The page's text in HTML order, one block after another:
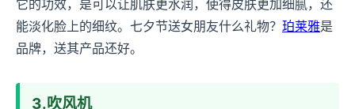
它的功效，是可以让肌肤更水润，使得皮肤更加细腻，还
能淡化脸上的细纹。七夕节送女朋友什么礼物？ 珀莱雅是
品牌，送其产品还好。
3.吹风机